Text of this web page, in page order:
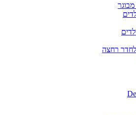
רחצה